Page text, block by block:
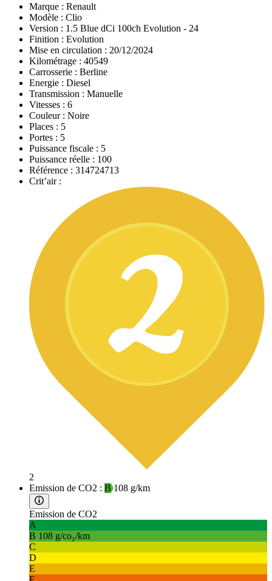
Marque : Renault
Modèle : Clio
Version : 1.5 Blue dCi 100ch Evolution - 24
Finition : Evolution
Mise en circulation : 20/12/2024
Kilométrage : 40549
Carrosserie : Berline
Energie : Diesel
Transmission : Manuelle
Vitesses : 6
Couleur : Noire
Places : 5
Portes : 5
Puissance fiscale : 5
Puissance réelle : 100
Référence : 314724713
Crit’air :
2
Emission de CO2 : B108 g/km
Emission de CO2
A
B 108 g/co₂/km
C
D
E